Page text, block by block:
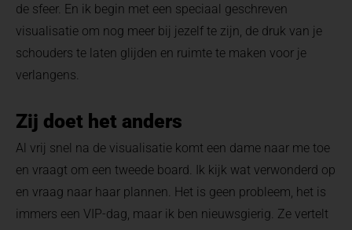
de sfeer. En ik begin met een speciaal geschreven
visualisatie om nog meer bij jezelf te zijn, de druk van je
schouders te laten glijden en ruimte te maken voor je
verlangens.
Zij doet het anders
Al vrij snel na de visualisatie komt een dame naar me toe
en vraagt om een tweede board. Ik kijk wat verwonderd op
en vraag naar haar plannen. Het is geen probleem, het is
immers een VIP-dag, maar ik ben nieuwsgierig. Ze vertelt